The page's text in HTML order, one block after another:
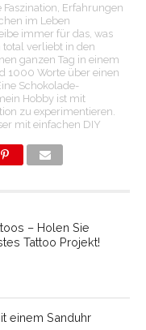
Erfahrungen
im Leben
immer für das, was
verliebt in den
ganzen Tag in einem
1000 Worte über einen
Schokolade-
Hobby ist mit
zu experimentieren.
mit einfachen DIY
– Holen Sie
Tattoo Projekt!
einem Sanduhr